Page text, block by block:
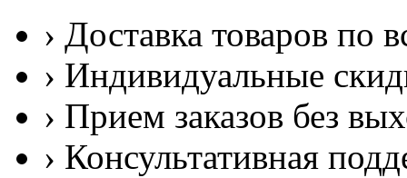
› Доставка товаров по
› Индивидуальные
› Прием заказов без
› Консультативная